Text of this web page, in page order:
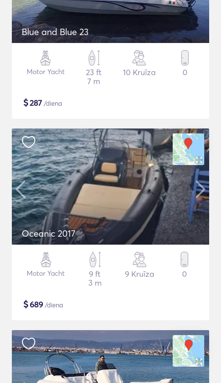
Blue and Blue 23
Motor Yacht
23 ft
7 m
10 Kruīza 0
$287 /diena
Oceanic 2017
Motor Yacht
9 ft
3 m
9 Kruīza 0
$689 /diena